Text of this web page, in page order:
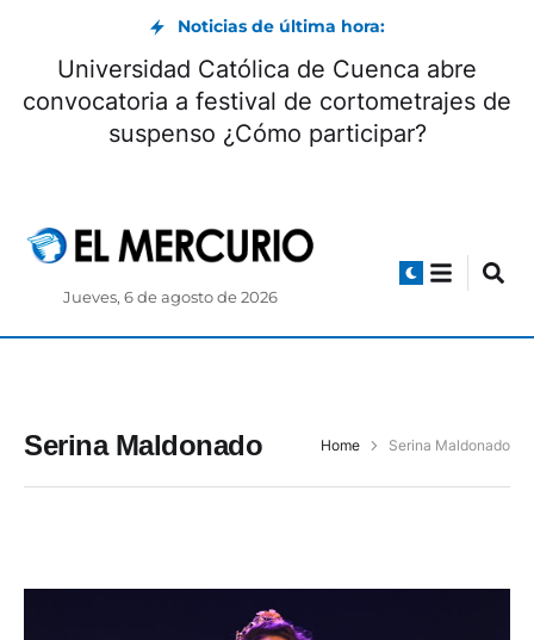
Noticias de última hora:
Universidad Católica de Cuenca abre
convocatoria a festival de cortometrajes de
suspenso ¿Cómo participar?
Jueves, 6 de agosto de 2026
Serina Maldonado Home Serina Maldonado